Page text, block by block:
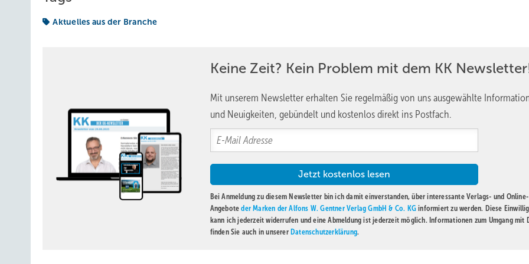
Aktuelles aus der Branche
Keine Zeit? Kein Problem mit dem KK
Mit unserem Newsletter erhalten Sie regelmäßig von uns ausgewählte
und Neuigkeiten, gebündelt und kostenlos direkt ins Postfach.
Bei Anmeldung zu diesem Newsletter bin ich damit einverstanden, über interessante Verlags- und Online-
Angeboteder Marken der Alfons W. Gentner Verlag GmbH & Co. KG informiert zu werden. Diese
kann ich jederzeit widerrufen und eine Abmeldung ist jederzeit möglich. Informationen zum Umgang mit
finden Sie auch in unserer Datenschutzerklärung.